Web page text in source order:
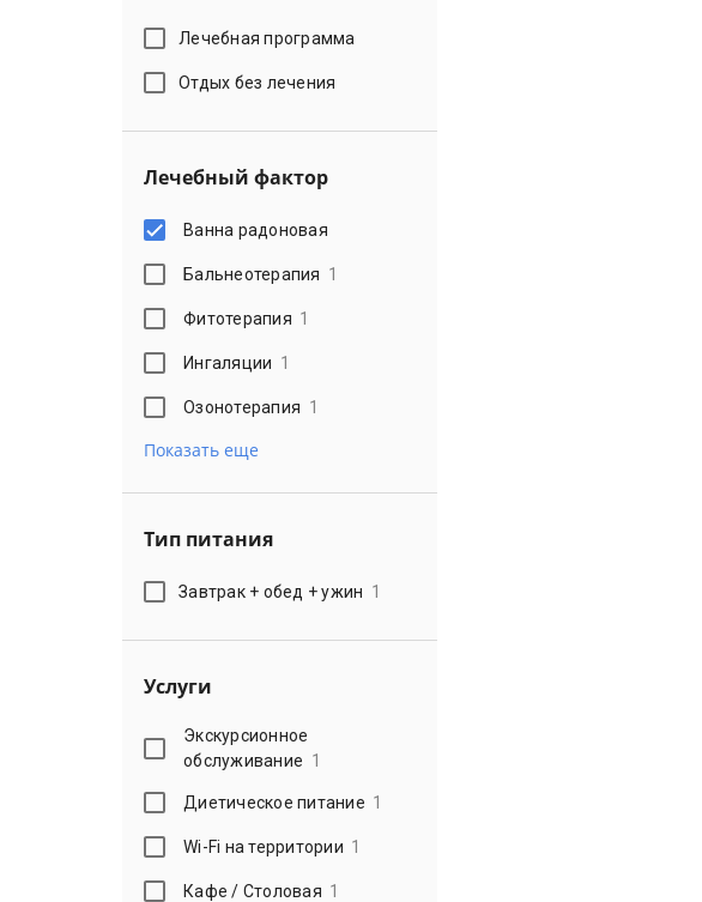
Лечебная программа
Отдых без лечения
Лечебный фактор
Ванна радоновая
Бальнеотерапия 1
Фитотерапия 1
Ингаляции 1
Озонотерапия 1
Показать еще
Тип питания
Завтрак + обед + ужин 1
Услуги
Экскурсионное
обслуживание 1
Диетическое питание 1
Wi-Fi на территории 1
Кафе / Столовая 1